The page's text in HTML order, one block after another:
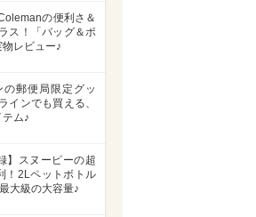
の便利さ＆
ス！「バッグ＆ポ
レビュー♪
の郵便局限定グッ
インでも買える、
ム♪
】スヌーピーの超
！2Lペットボトル
大級の大容量♪